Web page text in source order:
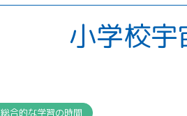
小学校
総合的な学習の時間